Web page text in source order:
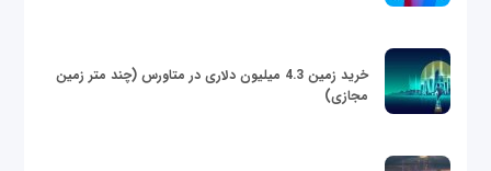
خرید زمین 4.3 میلیون دلاری در متاورس (چند متر زمین
مجازی)